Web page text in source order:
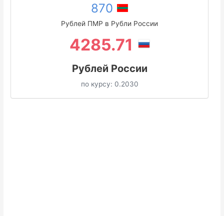
870
Рублей ПМР в Рубли России
4285.71
Рублей России
по курсу: 0.2030